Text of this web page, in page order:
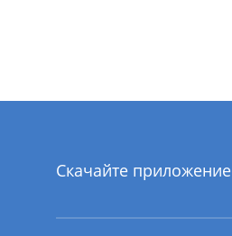
Скачайте приложение